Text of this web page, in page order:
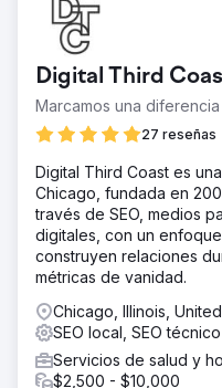
Digital Third
Marcamos una
27 reseñas
Digital Third Coast es
Chicago, fundada en
través de SEO, medios
digitales, con un
construyen relaciones
métricas de vanidad.
Chicago, Illinois,
SEO local, SEO técnico
Servicios de salud y
$2,500 - $10,000